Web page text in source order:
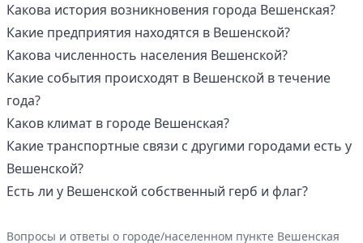
Какова история возникновения города Вешенская?
Какие предприятия находятся в Вешенской?
Какова численность населения Вешенской?
Какие события происходят в Вешенской в течение
года?
Каков климат в городе Вешенская?
Какие транспортные связи с другими городами есть у
Вешенской?
Есть ли у Вешенской собственный герб и флаг?
Вопросы и ответы о городе/населенном пункте Вешенская